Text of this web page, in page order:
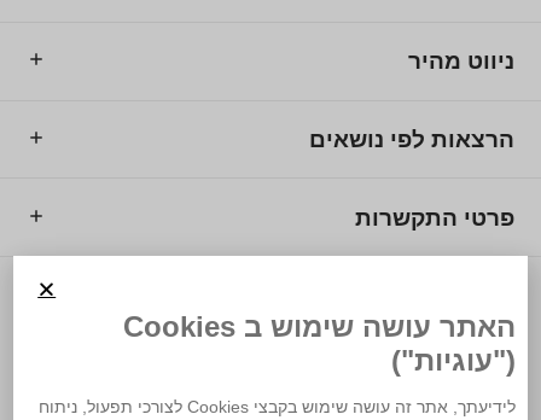
ניווט מהיר
הרצאות לפי נושאים
פרטי התקשרות
האתר עושה שימוש ב Cookies
("עוגיות")
לידיעתך, אתר זה עושה שימוש בקבצי Cookies לצורכי תפעול, ניתוח